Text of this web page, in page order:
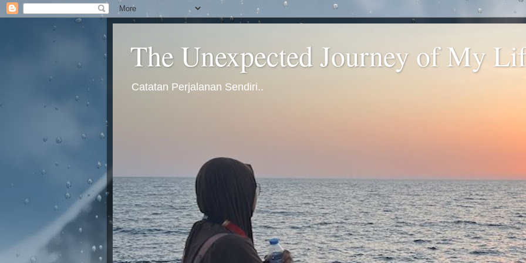
The Unexpected Journey of My
Catatan Perjalanan Sendiri..